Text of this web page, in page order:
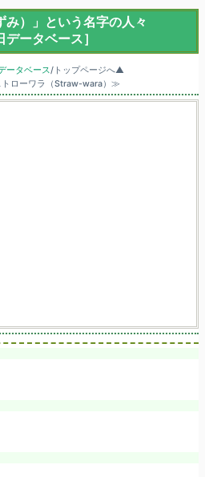
み）」という名字の人々
データベース］
ータベース/トップページへ▲
ローワラ（Straw-wara）≫